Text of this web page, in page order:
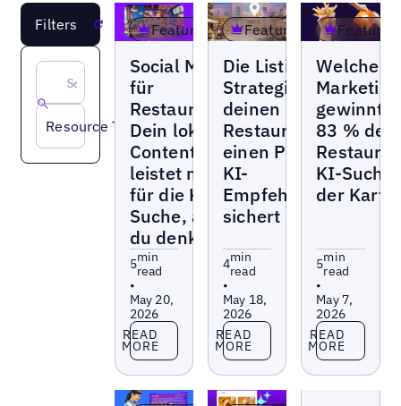
Filters Reset
Resource Type
Featured
Social Media
für
Restaurants:
Dein lokaler
Content
leistet mehr
für die KI-
Suche, als
du denkst
5min
read
•
May 20,
2026
Read more
READ
MORE
Featured
Die Listings-
Strategie, die
deinen
Restaurants
einen Platz in
KI-
Empfehlungen
sichert
4min
read
•
May 18,
2026
Read more
READ
MORE
Featured
Welche
gewinnt,
83 % der
KI-
der Karte
5min
read
•
May 7,
2026
Read more
READ
MORE